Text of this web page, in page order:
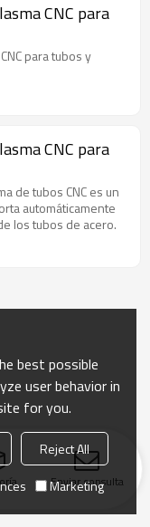
CNC para
para tubos y
CNC para
de tubos CNC es un
automáticamente
los tubos de acero.
Enviar consulta
best possible
user behavior in
for you.
Reject All
Marketing